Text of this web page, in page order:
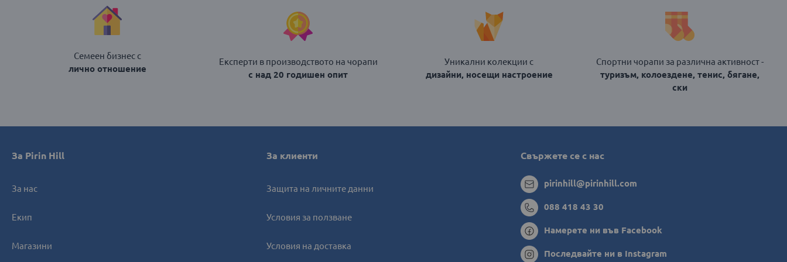
Семеен бизнес с
лично отношение
Експерти в производството на чорапи
с над 20 годишен опит
Уникални колекции с
дизайни, носещи настроение
Спортни чорапи за различна активност -
туризъм, колоездене, тенис, бягане,
ски
За Pirin Hill
За нас
Екип
Магазини
За клиенти
Защита на личните данни
Условия за ползване
Условия на доставка
Свържете се с нас
pirinhill@pirinhill.com
088 418 43 30
Намерете ни във Facebook
Последвайте ни в Instagram